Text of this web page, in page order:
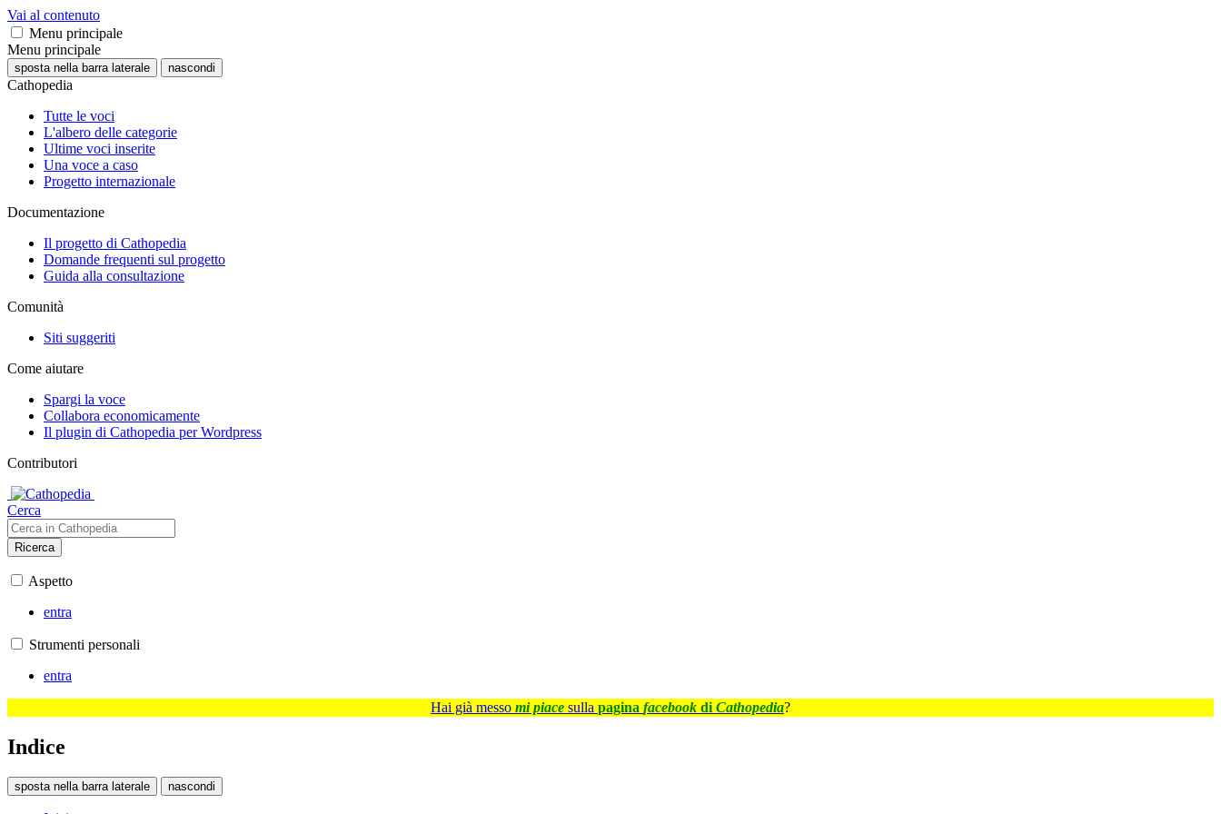
Vai al contenuto
Menu principale
Menu principale
sposta nella barra laterale nascondi
Cathopedia
Tutte le voci
L'albero delle categorie
Ultime voci inserite
Una voce a caso
Progetto internazionale
Documentazione
Il progetto di Cathopedia
Domande frequenti sul progetto
Guida alla consultazione
Comunità
Siti suggeriti
Come aiutare
Spargi la voce
Collabora economicamente
Il plugin di Cathopedia per Wordpress
Contributori
Cerca
Ricerca
Aspetto
entra
Strumenti personali
entra
Hai già messo mi piace sulla pagina facebook di Cathopedia?
Indice
sposta nella barra laterale nascondi